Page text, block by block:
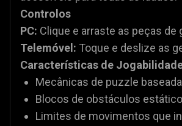
Controlos
PC: Clique e arraste as peças de
Telemóvel: Toque e deslize as
Características de
Mecânicas de puzzle
Blocos de obstáculos
Limites de movimentos que